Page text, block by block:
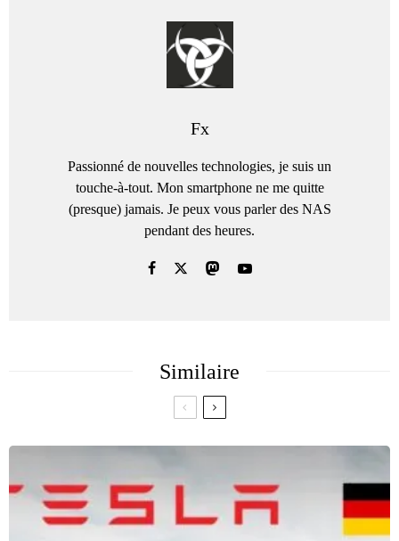
Fx
Passionné de nouvelles technologies, je suis un
touche-à-tout. Mon smartphone ne me quitte
(presque) jamais. Je peux vous parler des NAS
pendant des heures.
Similaire